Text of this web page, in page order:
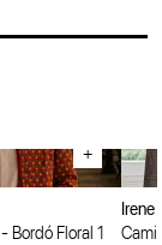
+
Bordó Floral 1
Irene